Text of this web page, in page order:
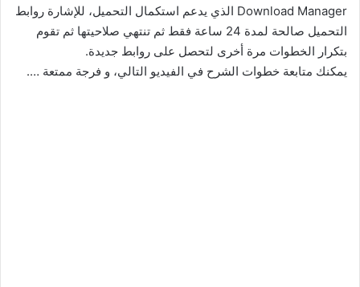
Download Manager الذي يدعم استكمال التحميل، للإشارة روابط
التحميل صالحة لمدة 24 ساعة فقط ثم تنتهي صلاحيتها ثم تقوم
بتكرار الخطوات مرة أخرى لتحصل على روابط جديدة.
يمكنك متابعة خطوات الشرح في الفيديو التالي، و فرجة ممتعة ….